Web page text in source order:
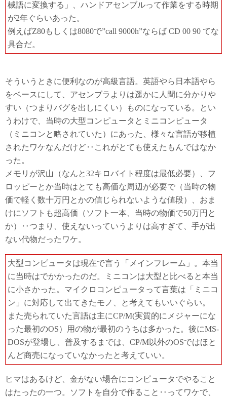
械語に変換する」、ハンドアセンブルって作業をする時期
が2年ぐらいあった。
例えばZ80もしくは8080で”call 9000h”ならば CD 00 90 てな
具合だ。
そういうときに便利なのが高級言語。英語やら日本語やら
をベースにして、アセンブラよりは遥かに人間に分かりや
すい（つまりバグを出しにくい）ものになっている。とい
うわけで、当時の大型コンピュータとミニコンピュータ
（ミニコンと略されていた）にあった、様々な言語が移植
されたワケなんだけど‥これがとても使えたもんではなか
った。
メモリが沢山（なんと32キロバイト程度は最低必要）、フ
ロッピーとか当時はとても高価な周辺が必要で（当時の物
価で軽く数十万円とかの信じられないような値段）、おま
けにソフトも超高価（ソフト一本、当時の物価で50万円と
か）‥つまり、使えないっていうよりは高すぎて、手が出
ない代物だったワケ。
大型コンピュータは現在で言う「メインフレーム」。本当
に当時はでかかったのだ。ミニコンは大型と比べると本当
に小さかった。マイクロコンピュータって言葉は「ミニコ
ン」に対応して出てきたモノ、と考えてもいいぐらい。
また売られていた言語は主にCP/M(実質的にメジャーにな
った最初のOS）用の物が最初のうちは多かった。後にMS-
DOSが登場し、普及するまでは、CP/M以外のOSではほと
んど商売になっていなかったと考えていい。
ヒマはあるけど、金がない場合にコンピュータでやること
はたったの一つ。ソフトを自分で作ること‥ってワケで、